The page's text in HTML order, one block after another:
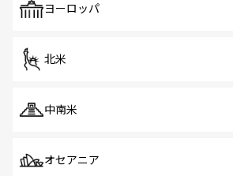
で、ホーカーズは地元の風情を楽
ヨーロッパ
北米
中南米
オセアニア